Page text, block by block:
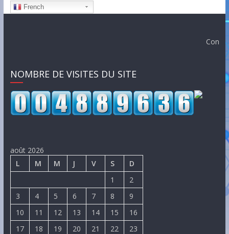
French
Conçu
NOMBRE DE VISITES DU SITE
août 2026
L
M M J V S
D
1
2
3
4 5 6 7 8
9
10
11 12 13 14 15
16
17
18 19 20 21 22 23